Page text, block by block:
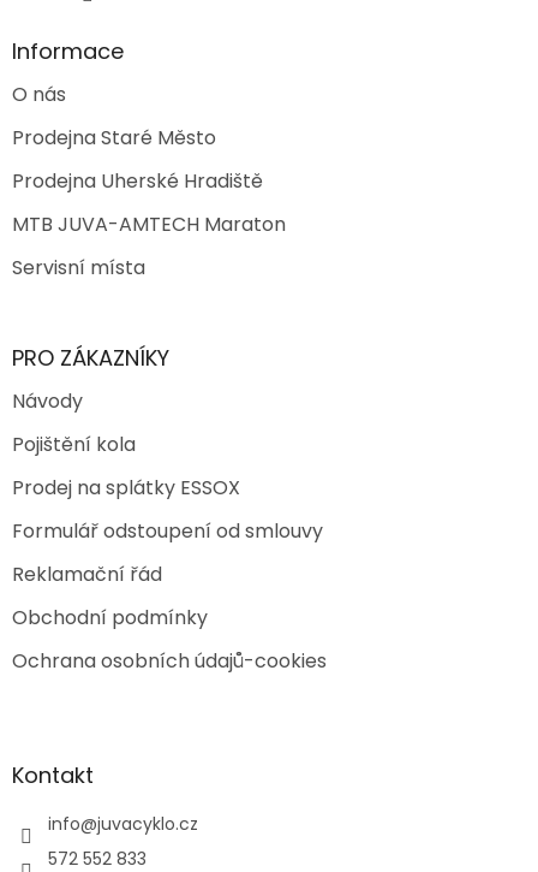
Informace
O nás
Prodejna Staré Město
Prodejna Uherské Hradiště
MTB JUVA-AMTECH Maraton
Servisní místa
PRO ZÁKAZNÍKY
Návody
Pojištění kola
Prodej na splátky ESSOX
Formulář odstoupení od smlouvy
Reklamační řád
Obchodní podmínky
Ochrana osobních údajů-cookies
Kontakt
info@juvacyklo.cz
572 552 833